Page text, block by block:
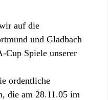
auf die
und Gladbach
Cup Spiele unserer
ordentliche
die am 28.11.05 im